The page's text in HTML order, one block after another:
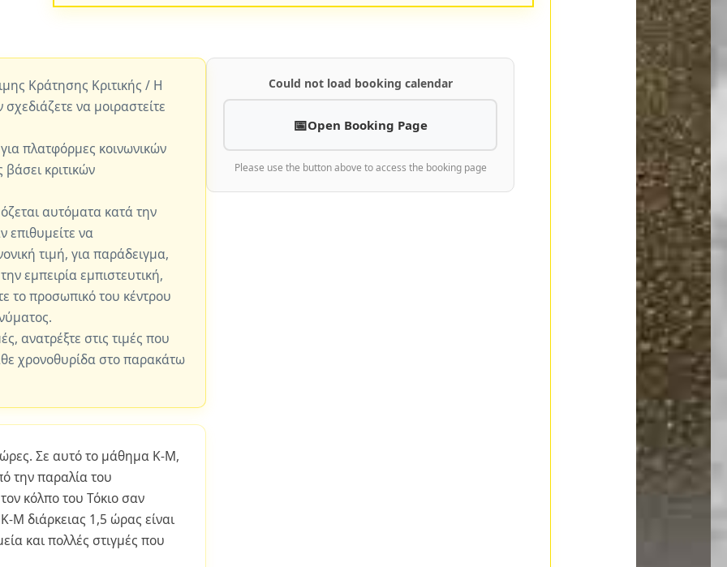
Κράτησης Κριτικής / Η
σχεδιάζετε να μοιραστείτε
πλατφόρμες κοινωνικών
κριτικών
αυτόματα κατά την
επιθυμείτε να
τιμή, για παράδειγμα,
εμπειρία εμπιστευτική,
το προσωπικό του κέντρου
ανατρέξτε στις τιμές που
χρονοθυρίδα στο παρακάτω
Σε αυτό το μάθημα K-M,
την παραλία του
κόλπο του Τόκιο σαν
M διάρκειας 1,5 ώρας είναι
και πολλές στιγμές που
Could not load booking calendar
Open Booking Page
Please use the button above to access the booking page